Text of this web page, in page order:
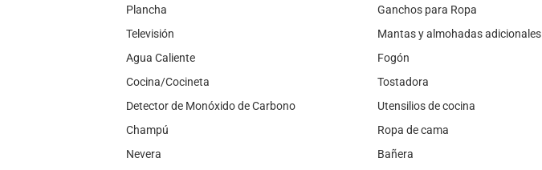
Plancha
Ganchos para Ropa
Televisión
Mantas y almohadas adicionales
Agua Caliente
Fogón
Cocina/Cocineta
Tostadora
Detector de Monóxido de Carbono
Utensilios de cocina
Champú
Ropa de cama
Nevera
Bañera